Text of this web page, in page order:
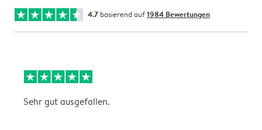
4.7 basierend auf1984 Bewertungen
Sehr gut ausgefallen.